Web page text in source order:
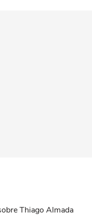
Thiago Almada